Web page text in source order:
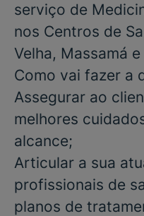
serviço de
nos Centros de
Velha, Massamá
Como vai fazer a
Assegurar ao
melhores
alcance;
Articular a sua
profissionais de
planos de